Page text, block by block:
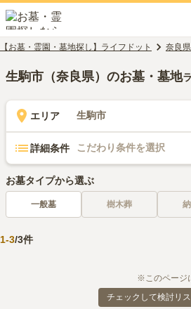
【お墓・霊園・墓地探し】ライフドット 奈良
生駒市（奈良県）のお墓・墓地
エリア 生駒市
詳細条件 こだわり条件を選択
お墓タイプから選ぶ
一般墓 樹木葬
1-3/3件
※このページ
チェックして検討リ